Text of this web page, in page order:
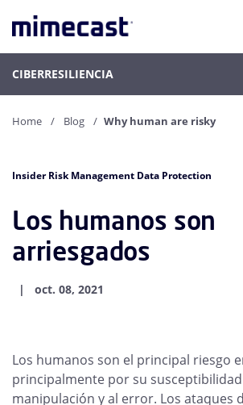
CIBERRESILIENCIA
Home Blog Why human are risky
Insider Risk Management Data Protection
Los humanos son
arriesgados
oct. 08, 2021
Los humanos son el principal riesgo
principalmente por su susceptibilidad
manipulación y al error. Los ataques